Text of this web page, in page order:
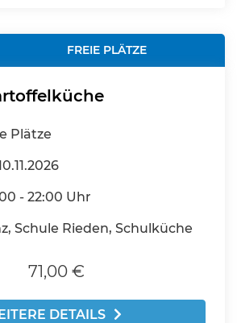
FREIE PLÄTZE
Plätze
- 22:00 Uhr
Schule Rieden, Schulküche
71,00 €
DETAILS